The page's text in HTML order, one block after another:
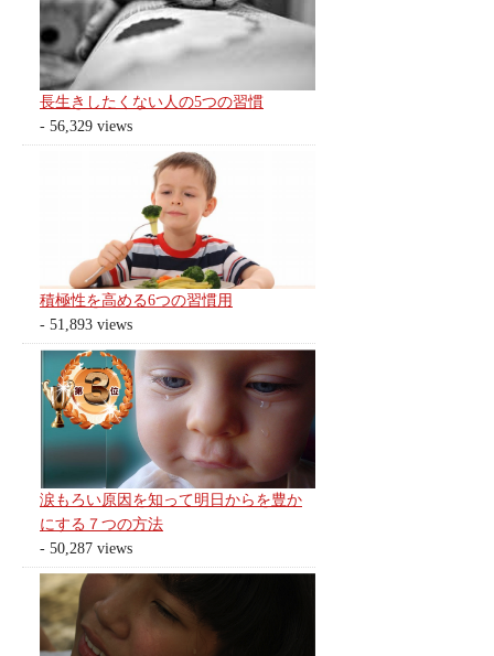
長生きしたくない人の5つの習慣
- 56,329 views
積極性を高める6つの習慣用
- 51,893 views
涙もろい原因を知って明日からを豊か
にする７つの方法
- 50,287 views